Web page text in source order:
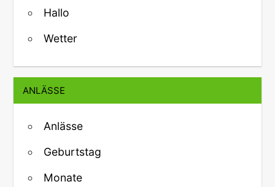
Hallo
Wetter
ANLÄSSE
Anlässe
Geburtstag
Monate